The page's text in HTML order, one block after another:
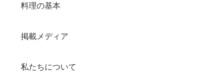
料理の基本
掲載メディア
私たちについて